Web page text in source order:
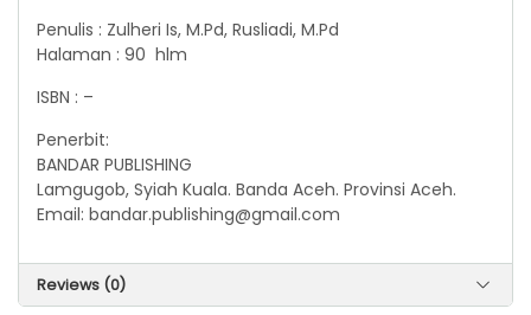
Penulis : Zulheri Is, M.Pd, Rusliadi, M.Pd
Halaman : 90 hlm
ISBN : –
Penerbit:
BANDAR PUBLISHING
Lamgugob, Syiah Kuala. Banda Aceh. Provinsi Aceh.
Email: bandar.publishing@gmail.com
Reviews (0)